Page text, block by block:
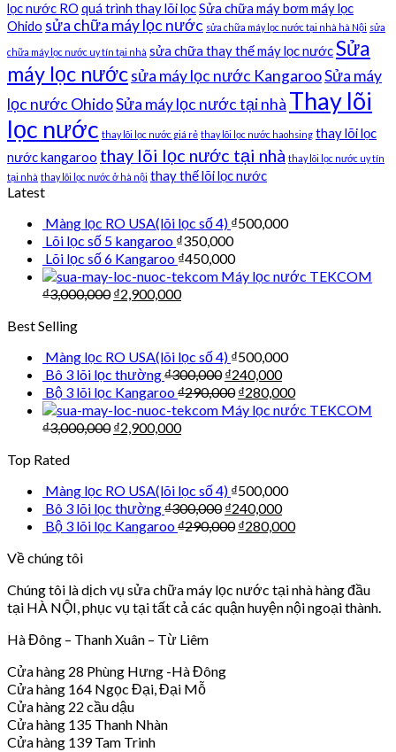
lọc nước RO quá trình thay lõi lọcSửa chữa máy bơm máy lọc
Ohido sửa chữa máy lọc nước sửa chữa máy lọc nước tại nhà hà Nội sửa
chữa máy lọc nước uy tín tại nhà sửa chữa thay thế máy lọc nướcSửa
máy lọc nướcsửa máy lọc nước KangarooSửa máy
lọc nước OhidoSửa máy lọc nước tại nhà Thay lõi
lọc nước thay lõi lọc nước giá rẻ thay lõi lọc nước haohsing thay lõi lọc
nước kangaroo thay lõi lọc nước tại nhà thay lõi lọc nước uy tín
tại nhà thay lõi lọc nước ở hà nội thay thế lõi lọc nước
Latest
Màng lọc RO USA(lõi lọc số 4) ₫500,000
Lõi lọc số 5 kangaroo ₫350,000
Lõi lọc số 6 Kangaroo ₫450,000
Máy lọc nước TEKCOM
₫3,000,000 ₫2,900,000
Best Selling
Màng lọc RO USA(lõi lọc số 4) ₫500,000
Bô 3 lõi lọc thường₫300,000 ₫240,000
Bộ 3 lõi lọc Kangaroo₫290,000 ₫280,000
Máy lọc nước TEKCOM
₫3,000,000 ₫2,900,000
Top Rated
Màng lọc RO USA(lõi lọc số 4) ₫500,000
Bô 3 lõi lọc thường₫300,000 ₫240,000
Bộ 3 lõi lọc Kangaroo₫290,000 ₫280,000
Về chúng tôi
Chúng tôi là dịch vụ sửa chữa máy lọc nước tại nhà hàng đầu
tại HÀ NỘI, phục vụ tại tất cả các quận huyện nội ngoại thành.
Hà Đông – Thanh Xuân – Từ Liêm
Cửa hàng 28 Phùng Hưng -Hà Đông
Cửa hàng 164 Ngọc Đại, Đại Mỗ
Cửa hàng 22 cầu dậu
Cửa hàng 135 Thanh Nhàn
Cửa hàng 139 Tam Trinh